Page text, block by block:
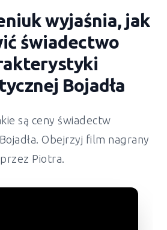
wyjaśnia, jak
świadectwo
Bojadła
są ceny świadectw
Obejrzyj film nagrany
przez Piotra.